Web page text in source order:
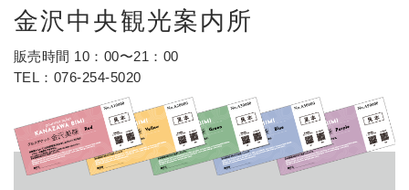
金沢中央観光案内所
販売時間 10：00〜21：00
TEL： 076-254-5020